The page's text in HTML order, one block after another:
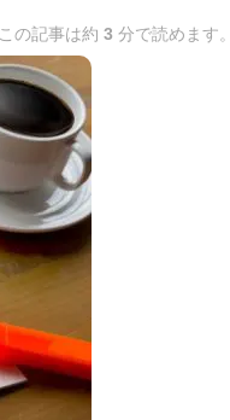
この記事は約 3 分で読めます。